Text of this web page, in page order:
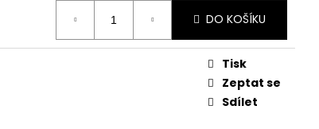
DO KOŠÍKU
Tisk
Zeptat se
Sdílet